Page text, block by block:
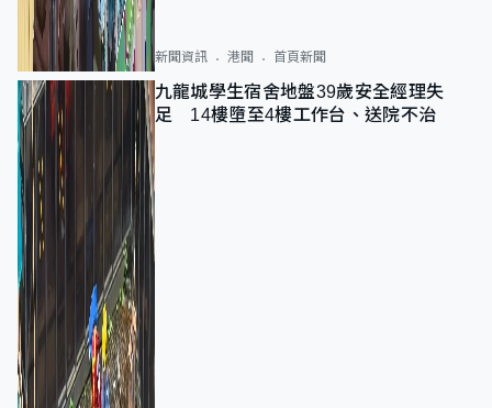
新聞資訊 港聞 首頁新聞
九龍城學生宿舍地盤39歲安全經理失
足 14樓墮至4樓工作台、送院不治